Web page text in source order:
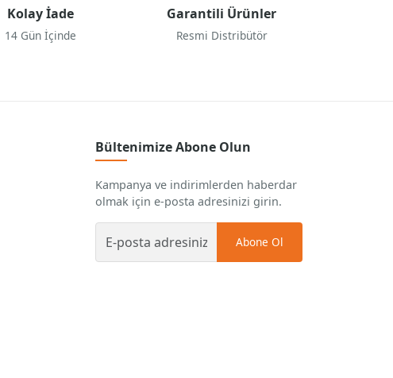
Kolay İade
14 Gün İçinde
Garantili Ürünler
Resmi Distribütör
Bültenimize Abone Olun
Kampanya ve indirimlerden haberdar
olmak için e-posta adresinizi girin.
Abone Ol